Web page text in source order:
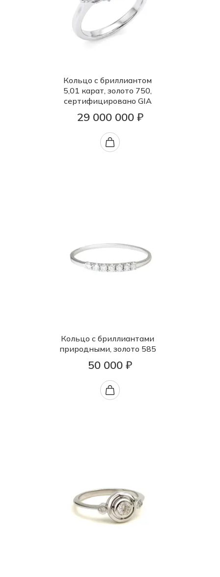
Кольцо с бриллиантом
5,01 карат, золото 750,
сертифицировано GIA
29 000 000 ₽
Кольцо с бриллиантами
природными, золото 585
50 000 ₽